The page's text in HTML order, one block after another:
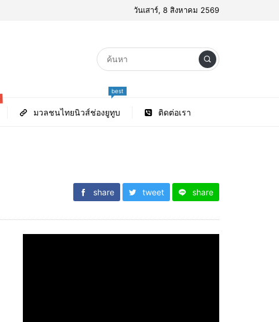
วันเสาร์, 8 สิงหาคม 2569
มวลชนไทยนิวส์ช่องยูทูบ
best
ติดต่อเรา
share tweet share